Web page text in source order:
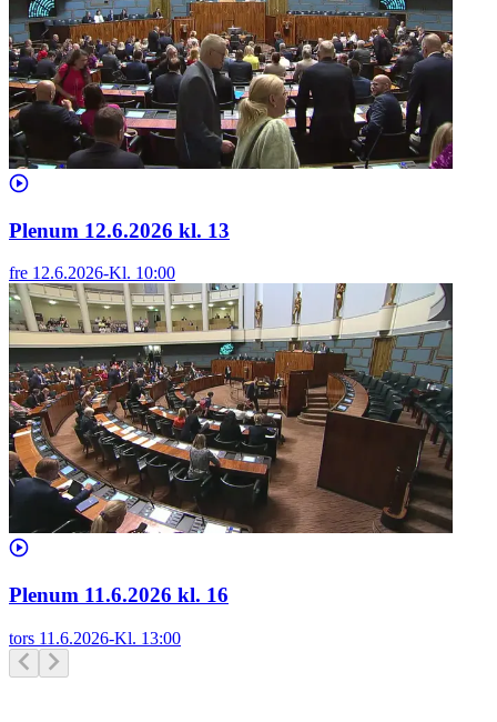
Plenum 12.6.2026 kl. 13
fre 12.6.2026-Kl. 10:00
Plenum 11.6.2026 kl. 16
tors 11.6.2026-Kl. 13:00